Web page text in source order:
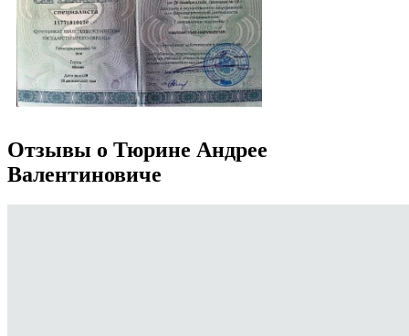
Отзывы о Тюрине Андрее
Валентиновиче